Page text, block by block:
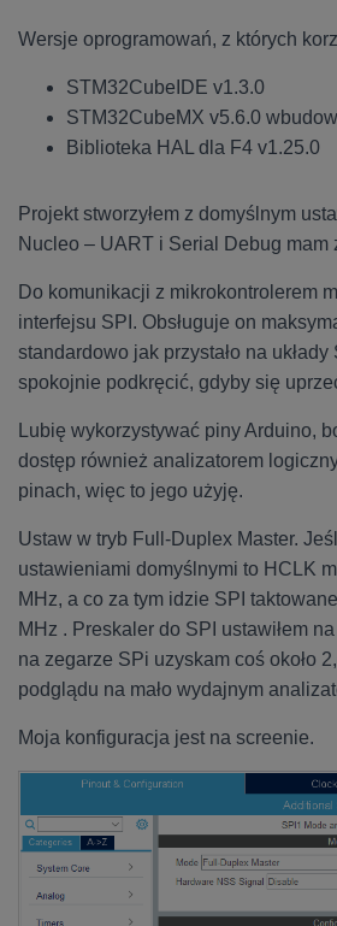
Wersje oprogramowań, z których
STM32CubeIDE v1.3.0
STM32CubeMX v5.6.0
Biblioteka HAL dla F4 v1.25.0
Projekt stworzyłem z domyślnym
Nucleo – UART i Serial Debug mam
Do komunikacji z mikrokontrolerem
interfejsu SPI. Obsługuje on
standardowo jak przystało na
spokojnie podkręcić, gdyby się
Lubię wykorzystywać piny Arduino,
dostęp również analizatorem
pinach, więc to jego użyję.
Ustaw w tryb Full-Duplex Master.
ustawieniami domyślnymi to HCLK
MHz, a co za tym idzie SPI
MHz . Preskaler do SPI ustawiłem
na zegarze SPi uzyskam coś około
podglądu na mało wydajnym
Moja konfiguracja jest na screenie.